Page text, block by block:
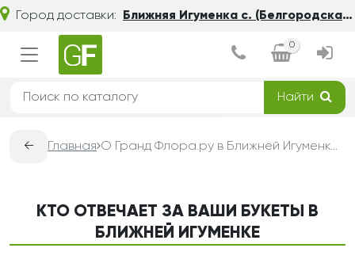
Город доставки: Ближняя Игуменка с. (Белгородская обл.)
0
Найти
← Главная О Гранд Флора.ру в Ближней Игуменке — доставка букетов из цветов
КТО ОТВЕЧАЕТ ЗА ВАШИ БУКЕТЫ В
БЛИЖНЕЙ ИГУМЕНКЕ